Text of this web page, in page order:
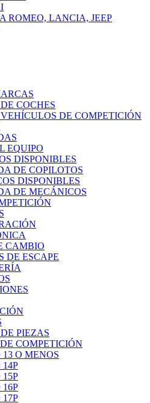
ROMEO, LANCIA, JEEP
COCHES
DE COMPETICIÓN
EQUIPO
DISPONIBLES
DE COPILOTOS
DISPONIBLES
DE MECÁNICOS
CAMBIO
DE ESCAPE
PIEZAS
COMPETICIÓN
O MENOS
14P
15P
16P
17P